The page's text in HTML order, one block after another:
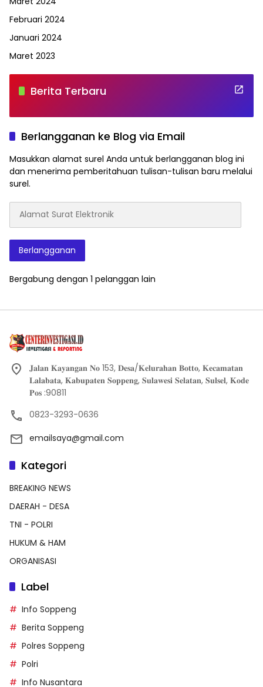
Februari 2024
Januari 2024
Maret 2023
Berita Terbaru
Berlangganan ke Blog via Email
Masukkan alamat surel Anda untuk berlangganan blog ini
dan menerima pemberitahuan tulisan-tulisan baru melalui
surel.
Surat
Elektronik
Berlangganan
Bergabung dengan 1 pelanggan lain
𝐉𝐚𝐥𝐚𝐧 𝐊𝐚𝐲𝐚𝐧𝐠𝐚𝐧 𝐍𝐨 153, 𝐃𝐞𝐬𝐚/𝐊𝐞𝐥𝐮𝐫𝐚𝐡𝐚𝐧 𝐁𝐨𝐭𝐭𝐨, 𝐊𝐞𝐜𝐚𝐦𝐚𝐭𝐚𝐧
𝐋𝐚𝐥𝐚𝐛𝐚𝐭𝐚, 𝐊𝐚𝐛𝐮𝐩𝐚𝐭𝐞𝐧 𝐒𝐨𝐩𝐩𝐞𝐧𝐠, 𝐒𝐮𝐥𝐚𝐰𝐞𝐬𝐢 𝐒𝐞𝐥𝐚𝐭𝐚𝐧, 𝐒𝐮𝐥𝐬𝐞𝐥, 𝐊𝐨𝐝𝐞
𝐏𝐨𝐬 :90811
0823-3293-0636
emailsaya@gmail.com
Kategori
BREAKING NEWS
DAERAH - DESA
TNI - POLRI
HUKUM & HAM
ORGANISASI
Label
Info Soppeng
Berita Soppeng
Polres Soppeng
Polri
Info Nusantara